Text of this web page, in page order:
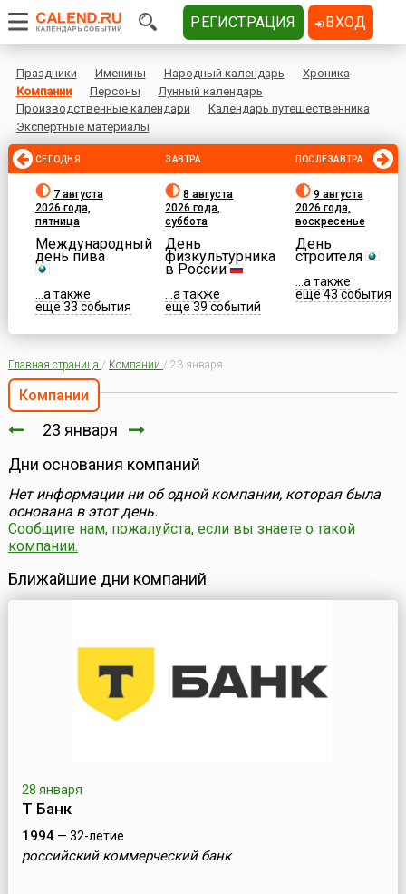
Праздники Именины Народный календарь
Хроника
Компании
Персоны
Лунный календарь
Производственные календари
Календарь путешественника
Экспертные материалы
СЕГОДНЯ
7 августа
2026 года,
пятница
Международный
день пива
...а также
еще 33 события
ЗАВТРА
8 августа
2026 года,
суббота
День
физкультурника
в России
...а также
еще 39 событий
ПОСЛЕЗАВТРА
9 августа
2026 года,
воскресенье
День
строителя
...а также
еще 43 события
Главная страница / Компании / 23 января
Компании
23 января
Дни основания компаний
Нет информации ни об одной компании, которая была
основана в этот день.
Сообщите нам, пожалуйста, если вы знаете о такой
компании.
Ближайшие дни компаний
28 января
Т Банк
1994— 32-летие
российский коммерческий банк
РЕГИСТРАЦИЯ ВХОД